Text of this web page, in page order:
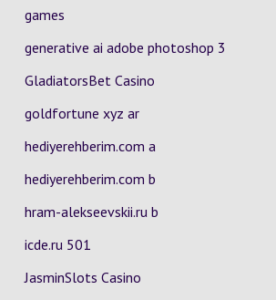
games
generative ai adobe photoshop 3
GladiatorsBet Casino
goldfortune xyz ar
hediyerehberim.com a
hediyerehberim.com b
hram-alekseevskii.ru b
icde.ru 501
JasminSlots Casino